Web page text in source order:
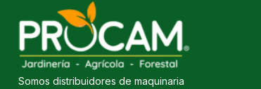
Somos distribuidores de maquinaria